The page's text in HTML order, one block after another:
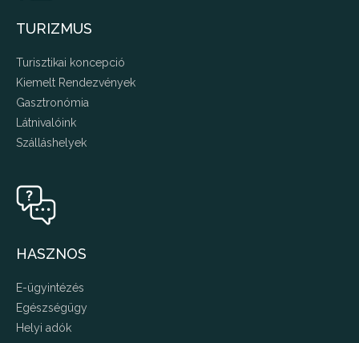
TURIZMUS
Turisztikai koncepció
Kiemelt Rendezvények
Gasztronómia
Látnivalóink
Szálláshelyek
HASZNOS
E-ügyintézés
Egészségügy
Helyi adók